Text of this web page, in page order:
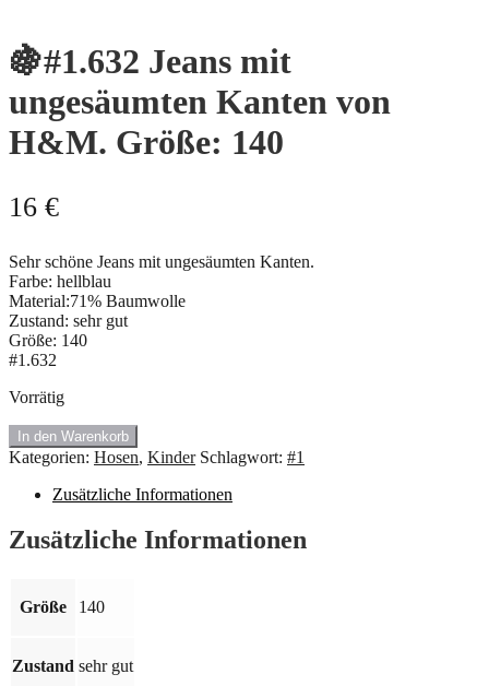
🍇#1.632 Jeans mit
ungesäumten Kanten von
H&M. Größe: 140
16 €
Sehr schöne Jeans mit ungesäumten Kanten.
Farbe: hellblau
Material:71% Baumwolle
Zustand: sehr gut
Größe: 140
#1.632
Vorrätig
🍇
#1.632
Jeans
Kanten
von
140
In den Warenkorb
Kategorien: Hosen, Kinder Schlagwort: #1
Zusätzliche Informationen
Zusätzliche Informationen
Größe 140
Zustand sehr gut